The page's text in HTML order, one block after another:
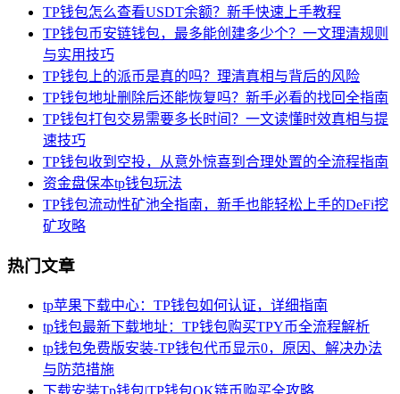
TP钱包怎么查看USDT余额？新手快速上手教程
TP钱包币安链钱包，最多能创建多少个？一文理清规则
与实用技巧
TP钱包上的派币是真的吗？理清真相与背后的风险
TP钱包地址删除后还能恢复吗？新手必看的找回全指南
TP钱包打包交易需要多长时间？一文读懂时效真相与提
速技巧
TP钱包收到空投，从意外惊喜到合理处置的全流程指南
资金盘保本tp钱包玩法
TP钱包流动性矿池全指南，新手也能轻松上手的DeFi挖
矿攻略
热门文章
tp苹果下载中心：TP钱包如何认证，详细指南
tp钱包最新下载地址：TP钱包购买TPY币全流程解析
tp钱包免费版安装-TP钱包代币显示0，原因、解决办法
与防范措施
下载安装Tp钱包|TP钱包OK链币购买全攻略